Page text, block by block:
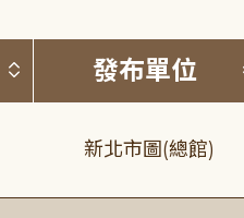
按標題排序 (升降
發布單位
新北市圖(總館)